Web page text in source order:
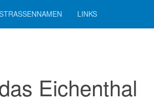
LINKS
Eichenthal